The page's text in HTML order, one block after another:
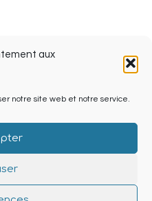
aux
notre site web et notre service.
Lieux
(ZINC, Friche La Belle